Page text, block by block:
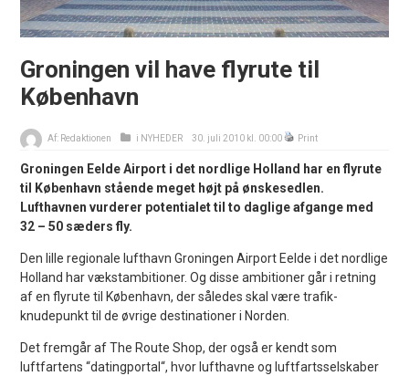
Groningen vil have flyrute til
København
Af: Redaktionen i NYHEDER 30. juli 2010 kl. 00:00 Print
Groningen Eelde Airport i det nordlige Holland har en flyrute
til København stående meget højt på ønskesedlen.
Lufthavnen vurderer potentialet til to daglige afgange med
32 – 50 sæders fly.
Den lille regionale lufthavn Groningen Airport Eelde i det nordlige
Holland har vækstambitioner. Og disse ambitioner går i retning
af en flyrute til København, der således skal være trafik-
knudepunkt til de øvrige destinationer i Norden.
Det fremgår af The Route Shop, der også er kendt som
luftfartens “datingportal“, hvor lufthavne og luftfartsselskaber